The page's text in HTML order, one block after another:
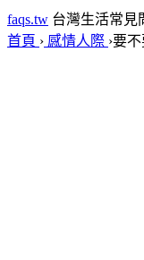
faqs.tw 台灣生活常見
首頁 › 感情人際 ›要